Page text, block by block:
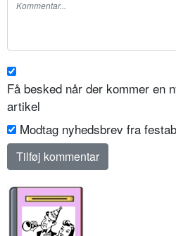
Få besked når der kommer en
artikel
Modtag nyhedsbrev fra